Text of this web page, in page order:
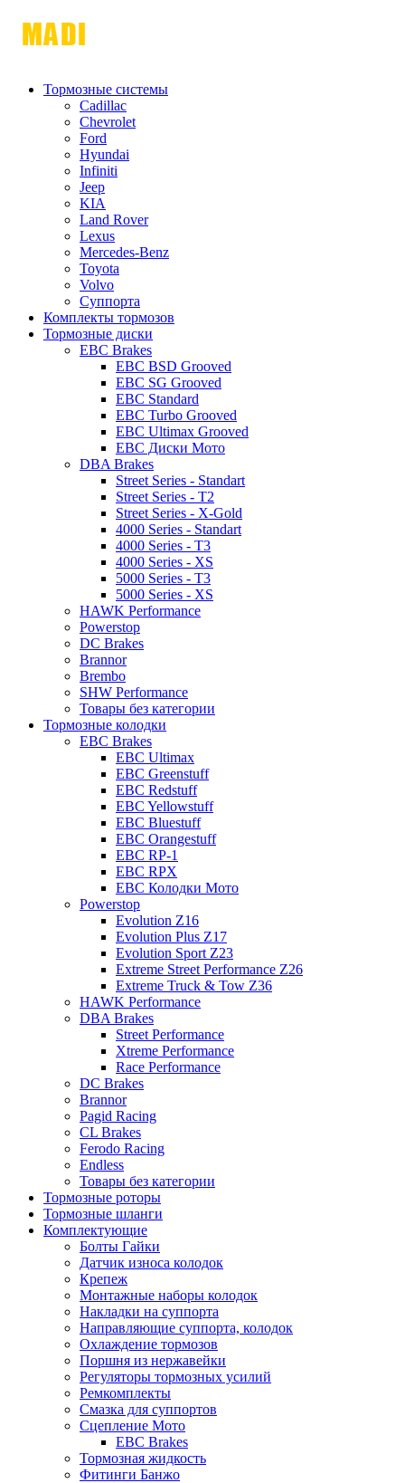
Тормозные системы
Cadillac
Chevrolet
Ford
Hyundai
Infiniti
Jeep
KIA
Land Rover
Lexus
Mercedes-Benz
Toyota
Volvo
Суппорта
Комплекты тормозов
Тормозные диски
EBC Brakes
EBC BSD Grooved
EBC SG Grooved
EBC Standard
EBC Turbo Grooved
EBC Ultimax Grooved
EBC Диски Мото
DBA Brakes
Street Series - Standart
Street Series - T2
Street Series - X-Gold
4000 Series - Standart
4000 Series - T3
4000 Series - XS
5000 Series - T3
5000 Series - XS
HAWK Performance
Powerstop
DC Brakes
Brannor
Brembo
SHW Performance
Товары без категории
Тормозные колодки
EBC Brakes
EBC Ultimax
EBC Greenstuff
EBC Redstuff
EBC Yellowstuff
EBC Bluestuff
EBC Orangestuff
EBC RP-1
EBC RPX
EBC Колодки Мото
Powerstop
Evolution Z16
Evolution Plus Z17
Evolution Sport Z23
Extreme Street Performance Z26
Extreme Truck & Tow Z36
HAWK Performance
DBA Brakes
Street Performance
Xtreme Performance
Race Performance
DC Brakes
Brannor
Pagid Racing
CL Brakes
Ferodo Racing
Endless
Товары без категории
Тормозные роторы
Тормозные шланги
Комплектующие
Болты Гайки
Датчик износа колодок
Крепеж
Монтажные наборы колодок
Накладки на суппорта
Направляющие суппорта, колодок
Охлаждение тормозов
Поршня из нержавейки
Регуляторы тормозных усилий
Ремкомплекты
Смазка для суппортов
Сцепление Мото
EBC Brakes
Тормозная жидкость
Фитинги Банжо